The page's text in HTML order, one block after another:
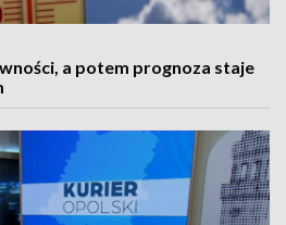
a potem prognoza staje